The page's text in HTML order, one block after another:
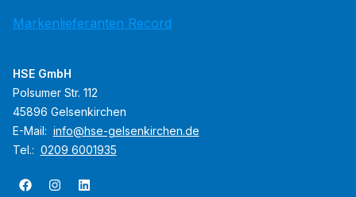
Markenlieferanten Record
HSE GmbH
Polsumer Str. 112
45896 Gelsenkirchen
E-Mail: info@hse-gelsenkirchen.de
Tel.: 0209 6001935